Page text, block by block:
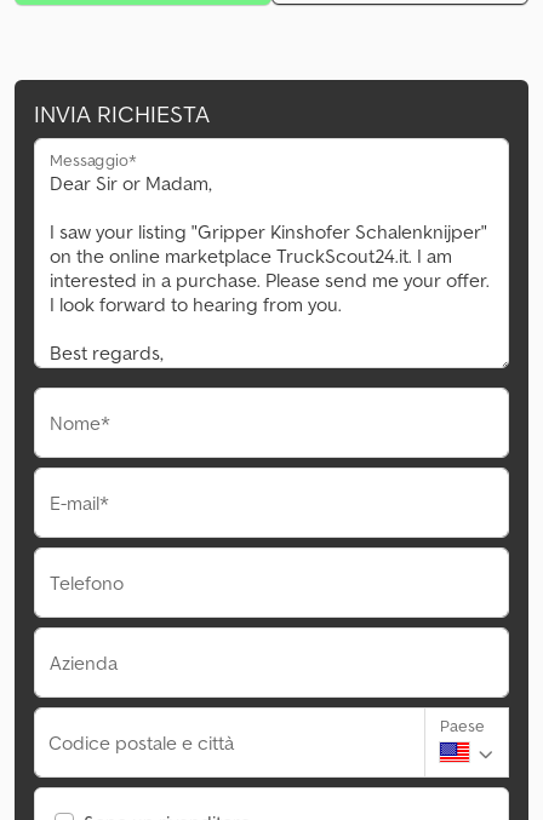
INVIA RICHIESTA
Messaggio*
Nome*
E-mail*
Telefono
Azienda
Codice postale e città
Paese